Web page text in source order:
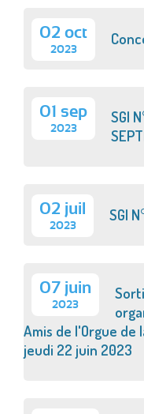
02 oct
2023
01 sep
2023
SGI
02 juil
2023
SGI
07 juin
2023
Amis de l'Orgue de
jeudi 22 juin 2023